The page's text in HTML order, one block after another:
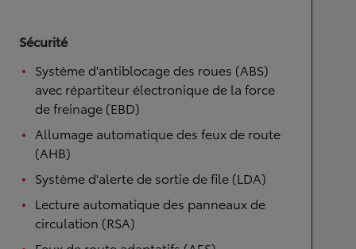
Sécurité
Système d'antiblocage des roues (ABS)
avec répartiteur électronique de la force
de freinage (EBD)
Allumage automatique des feux de route
(AHB)
Système d'alerte de sortie de file (LDA)
Lecture automatique des panneaux de
circulation (RSA)